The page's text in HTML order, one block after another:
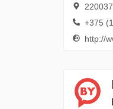
+375
http://